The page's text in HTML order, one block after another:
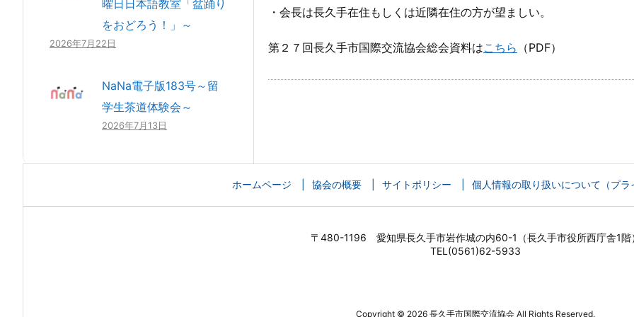
・会長は長久手在住もしくは近隣在住の方が望ましい。
第２７回長久手市国際交流協会総会資料はこちら （PDF）
曜日日本語教室「盆踊り
をおどろう！」～
2026年7月22日
NaNa電子版183号～留
学生茶道体験会～
2026年7月13日
ホームページ 協会の概要 サイトポリシー 個人情報の取り扱いについて（プラ
〒480-1196 愛知県長久手市岩作城の内60-1（長久手市役所西庁舎1階）
TEL(0561)62-5933
Copyright © 2026 長久手市国際交流協会 All Rights Reserved.